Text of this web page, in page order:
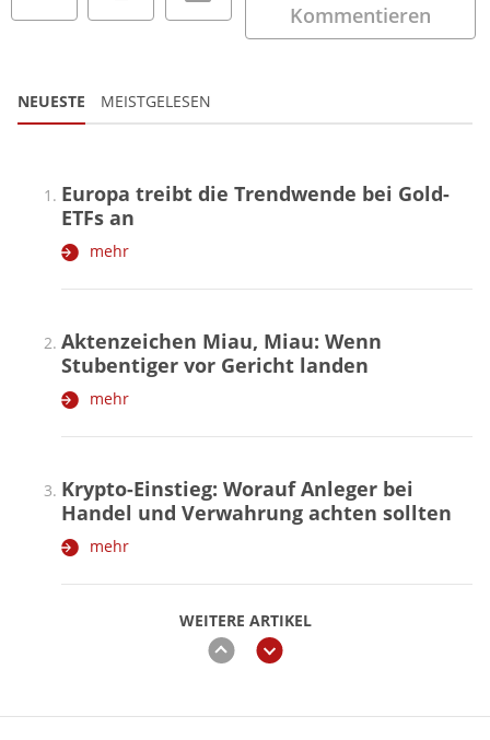
Kommentieren
NEUESTE MEISTGELESEN
WEITERE ARTIKEL
zurückweiter
Europa treibt die Trendwende bei Gold-
ETFs an
mehr
Aktenzeichen Miau, Miau: Wenn
Stubentiger vor Gericht landen
mehr
Krypto-Einstieg: Worauf Anleger bei
Handel und Verwahrung achten sollten
mehr